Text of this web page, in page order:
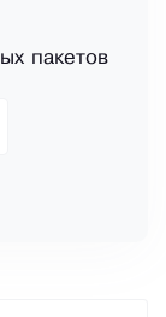
пакетов